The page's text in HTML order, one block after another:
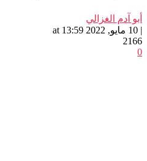
أبو آدم الغزالي
| 10 مايو, 2022 at 13:59
2166
0